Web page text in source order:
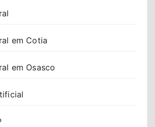
em Cotia
em Osasco